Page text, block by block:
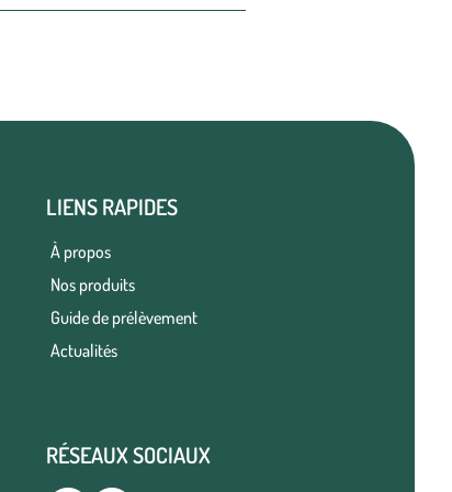
LIENS RAPIDES
À propos
Nos produits
Guide de prélèvement
Actualités
RÉSEAUX SOCIAUX